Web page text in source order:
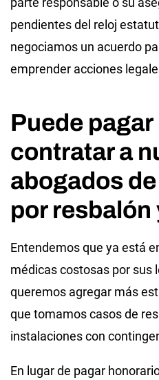
pendientes del reloj
negociamos un acuerdo
emprender acciones
Puede pagar
contratar a
abogados
por resbalón
Entendemos que ya está
médicas costosas por sus
queremos agregar más
que tomamos casos de
instalaciones con
En lugar de pagar